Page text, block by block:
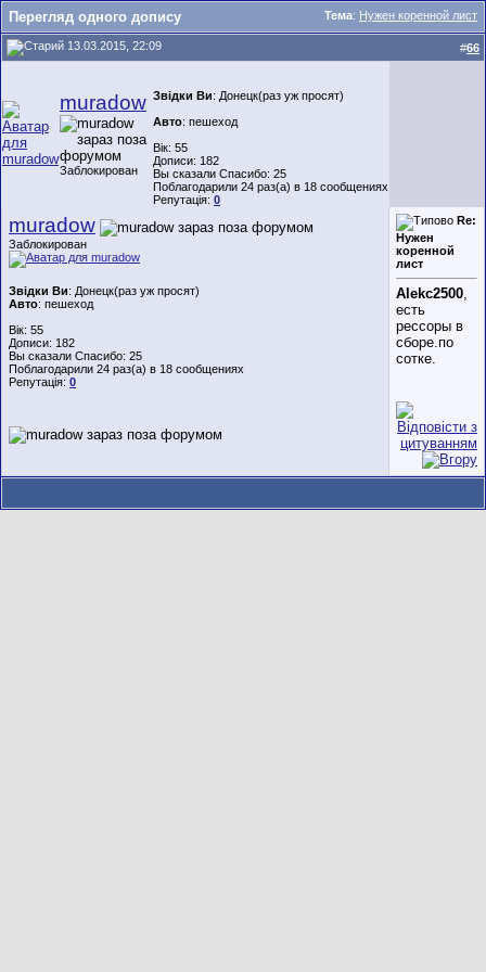
Тема: Нужен коренной лист
Перегляд одного допису
13.03.2015, 22:09 #66
muradow
Заблокирован
Звідки Ви: Донецк(раз уж просят)
Авто: пешеход
Вік: 55
Дописи: 182
Вы сказали Спасибо: 25
Поблагодарили 24 раз(а) в 18 сообщениях
Репутація: 0
muradow
Заблокирован
Звідки Ви: Донецк(раз уж просят)
Авто: пешеход
Вік: 55
Дописи: 182
Вы сказали Спасибо: 25
Поблагодарили 24 раз(а) в 18 сообщениях
Репутація: 0
Re:
Нужен
коренной
лист
Alekc2500,
есть
рессоры в
сборе.по
сотке.